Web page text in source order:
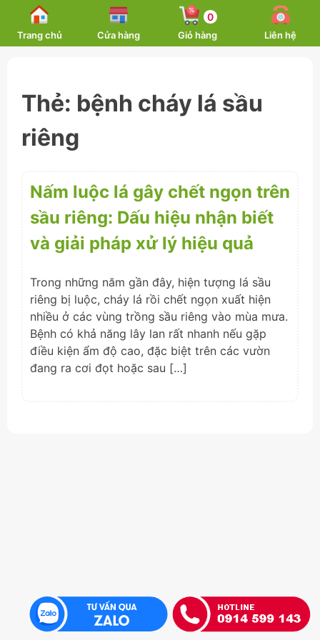
content
Trang chủ Cửa hàng
0
Giỏ hàng Liên hệ
Thẻ: bệnh cháy lá sầu
riêng
Nấm luộc lá gây chết ngọn trên
sầu riêng: Dấu hiệu nhận biết
và giải pháp xử lý hiệu quả
Trong những năm gần đây, hiện tượng lá sầu
riêng bị luộc, cháy lá rồi chết ngọn xuất hiện
nhiều ở các vùng trồng sầu riêng vào mùa mưa.
Bệnh có khả năng lây lan rất nhanh nếu gặp
điều kiện ẩm độ cao, đặc biệt trên các vườn
đang ra cơi đọt hoặc sau […]